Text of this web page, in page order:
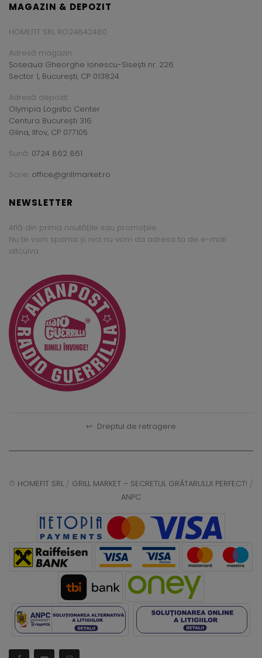
MAGAZIN & DEPOZIT
HOMEFIT SRL RO24842480
Adresă magazin:
Șoseaua Gheorghe Ionescu-Sisești nr. 226
Sector 1, București, CP 013824
Adresă depozit:
Olympia Logistic Center
Centura București 316
Glina, Ilfov, CP 077105
Sună: 0724 862 861
Scrie: office@grillmarket.ro
NEWSLETTER
Află din prima noutățile sau promoțiile.
Nu te vom spama și nici nu vom da adresa ta de e-mail
altcuiva.
↩ Dreptul de retragere
© HOMEFIT SRL / GRILL MARKET – SECRETUL GRĂTARULUI PERFECT! /
ANPC